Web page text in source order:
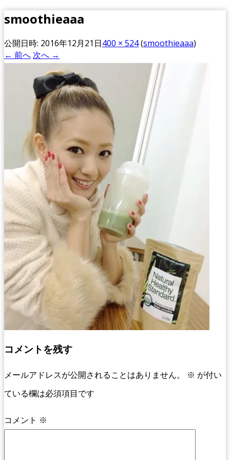
smoothieaaa
公開日時: 2016年12月21日400 × 524(smoothieaaa)
← 前へ 次へ →
コメントを残す
メールアドレスが公開されることはありません。 ※ が付い
ている欄は必須項目です
コメント ※